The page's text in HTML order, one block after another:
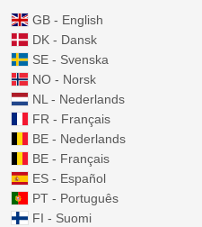
GB - English
DK - Dansk
SE - Svenska
NO - Norsk
NL - Nederlands
FR - Français
BE - Nederlands
BE - Français
ES - Español
PT - Português
FI - Suomi